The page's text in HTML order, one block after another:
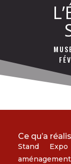
Ce qu’a
Stand